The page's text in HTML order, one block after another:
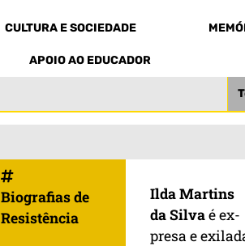
CULTURA E SOCIEDADE
APOIO AO EDUCADOR
Biografias de
Resistência
Ilda Martins
da Silvaé ex-
presa e